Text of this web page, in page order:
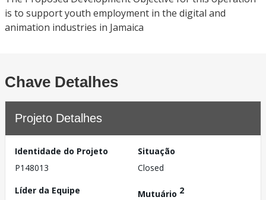
is to support youth employment in the digital and
animation industries in Jamaica
Chave Detalhes
Projeto Detalhes
Identidade do Projeto
P148013
Situação
Closed
Líder da Equipe
Mutuário 2